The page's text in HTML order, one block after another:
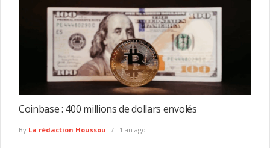
Coinbase : 400 millions de dollars envolés
By La rédaction Houssou 1 an ago